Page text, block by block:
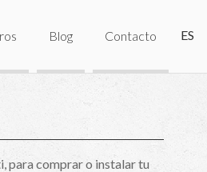
ES
Blog Contacto
para comprar o instalar tu